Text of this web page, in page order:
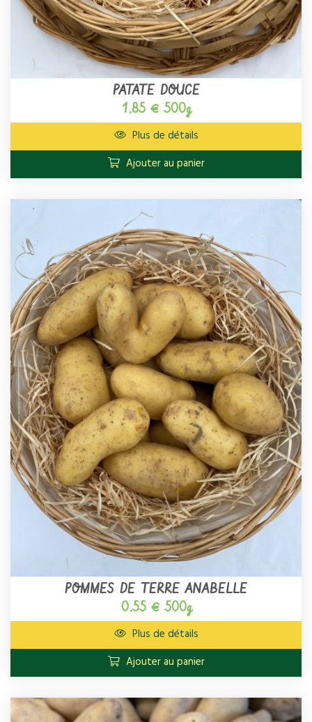
PATATE DOUCE
1,85 € 500g
Plus de détails
Ajouter au panier
POMMES DE TERRE ANABELLE
0,55 € 500g
Plus de détails
Ajouter au panier